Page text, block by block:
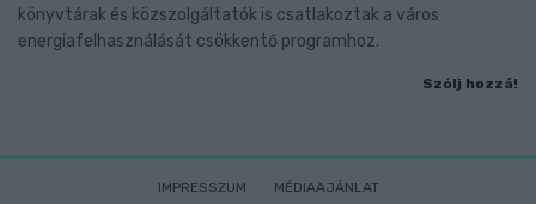
könyvtárak és közszolgáltatók is csatlakoztak a város
energiafelhasználását csökkentő programhoz.
Szólj hozzá!
IMPRESSZUM
MÉDIAAJÁNLAT